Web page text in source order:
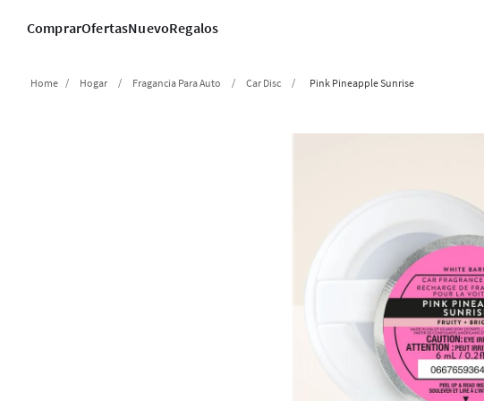
ComprarOfertasNuevoRegalos
Hogar Fragancia Para Auto Car Disc Pink Pineapple Sunrise